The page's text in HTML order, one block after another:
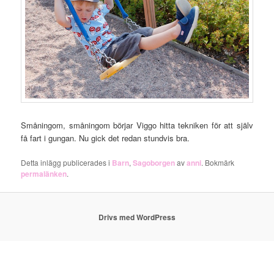
Småningom, småningom börjar Viggo hitta tekniken för att själv
få fart i gungan. Nu gick det redan stundvis bra.
Detta inlägg publicerades i Barn,Sagoborgenavanni. Bokmärk
permalänken.
Drivs med WordPress